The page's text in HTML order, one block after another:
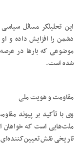
این تحلیلگر مسائل
دشمن را افزایش داده و
موضوعی که بارها در
شده است.
مقاومت و هویت ملی
وی با تأکید بر پیوند
ملت‌هایی است که خواهان
تاریخی نقش تعیین‌کننده‌ای